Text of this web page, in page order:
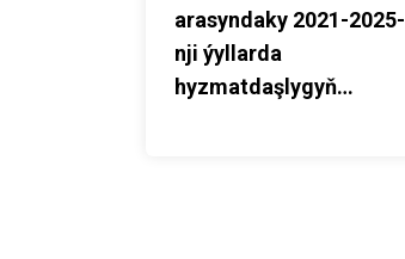
arasyndaky 2021-2025-
nji ýyllarda
hyzmatdaşlygyň